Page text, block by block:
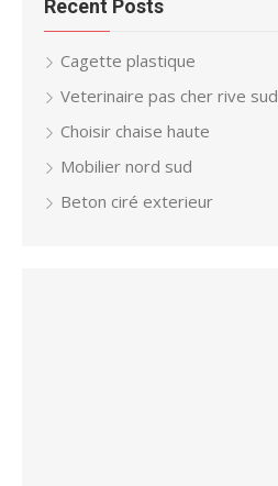
Recent Posts
Cagette plastique
Veterinaire pas cher rive sud
Choisir chaise haute
Mobilier nord sud
Beton ciré exterieur